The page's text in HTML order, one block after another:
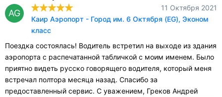
AG
11 Октября 2021
Каир Аэропорт - Город им. 6 Октября (EG), Эконом
класс
Поездка состоялась! Водитель встретил на выходе из здания
аэропорта с распечатанной табличкой с моим именем. Было
приятно видеть русско говорящего водителя, который меня
встречал полтора месяца назад. Спасибо за
предоставленный сервис. С уважением, Греков Андрей